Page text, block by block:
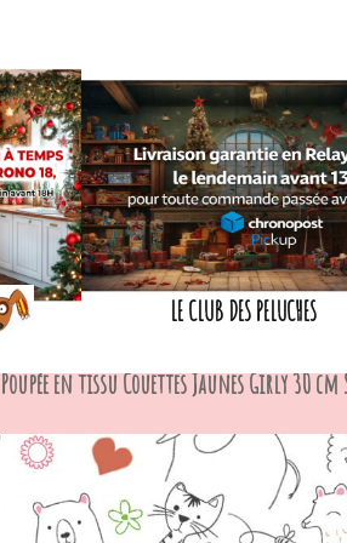
LE CLUB DES PELUCHES
Poupée en tissu Couettes Jaunes Girly 30